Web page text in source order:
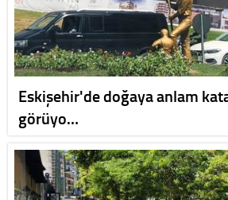
Eskişehir'de doğaya anlam
görüyo…